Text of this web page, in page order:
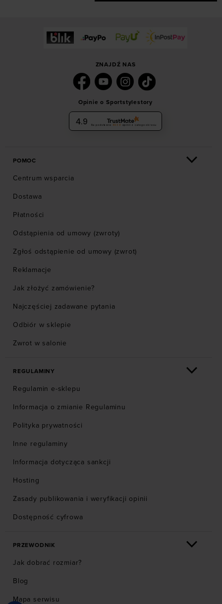
ZNAJDŹ NAS
Opinie o Sportstylestory
4.9 Na podstawie 6036 opinii z całego okresu
POMOC
Centrum wsparcia
Dostawa
Płatności
Odstąpienia od umowy (zwroty)
Zgłoś odstąpienie od umowy (zwrot)
Reklamacje
Jak złożyć zamówienie?
Najczęściej zadawane pytania
Odbiór w sklepie
Zwrot w salonie
REGULAMINY
Regulamin e-sklepu
Informacja o zmianie Regulaminu
Polityka prywatności
Inne regulaminy
Informacja dotycząca sankcji
Hosting
Zasady publikowania i weryfikacji opinii
Dostępność cyfrowa
PRZEWODNIK
Jak dobrać rozmiar?
Blog
Mapa serwisu